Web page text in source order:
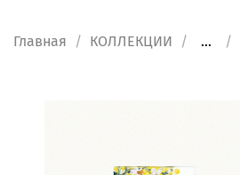
Главная КОЛЛЕКЦИИ ...